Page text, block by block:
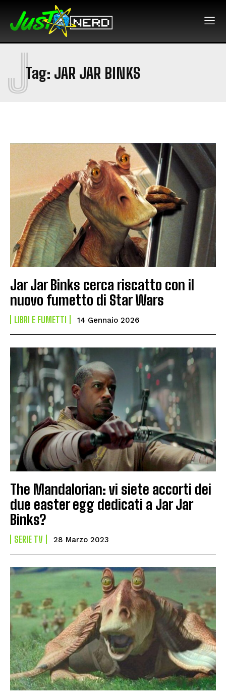
Tag: JAR JAR BINKS
J
Jar Jar Binks cerca riscatto con il
nuovo fumetto di Star Wars
LIBRI E FUMETTI 14 Gennaio 2026
The Mandalorian: vi siete accorti dei
due easter egg dedicati a Jar Jar
Binks?
SERIE TV 28 Marzo 2023